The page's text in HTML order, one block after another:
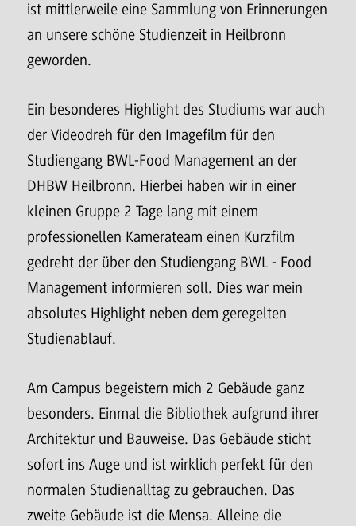
ist mittlerweile eine Sammlung von Erinnerungen
an unsere schöne Studienzeit in Heilbronn
geworden.
Ein besonderes Highlight des Studiums war auch
der Videodreh für den Imagefilm für den
Studiengang BWL-Food Management an der
DHBW Heilbronn. Hierbei haben wir in einer
kleinen Gruppe 2 Tage lang mit einem
professionellen Kamerateam einen Kurzfilm
gedreht der über den Studiengang BWL - Food
Management informieren soll. Dies war mein
absolutes Highlight neben dem geregelten
Studienablauf.
Am Campus begeistern mich 2 Gebäude ganz
besonders. Einmal die Bibliothek aufgrund ihrer
Architektur und Bauweise. Das Gebäude sticht
sofort ins Auge und ist wirklich perfekt für den
normalen Studienalltag zu gebrauchen. Das
zweite Gebäude ist die Mensa. Alleine die